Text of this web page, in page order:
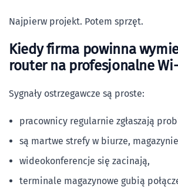
Najpierw projekt. Potem sprzęt.
Kiedy firma powinna
router na profesjonalne
Sygnały ostrzegawcze są proste:
pracownicy regularnie zgłaszają
są martwe strefy w biurze,
wideokonferencje się zacinają,
terminale magazynowe gubią